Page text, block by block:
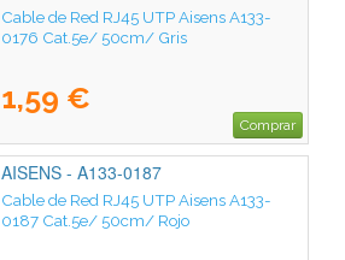
Cable de Red RJ45 UTP Aisens A133-
0176 Cat.5e/ 50cm/ Gris
1,59 €
Comprar
AISENS - A133-0187
Cable de Red RJ45 UTP Aisens A133-
0187 Cat.5e/ 50cm/ Rojo